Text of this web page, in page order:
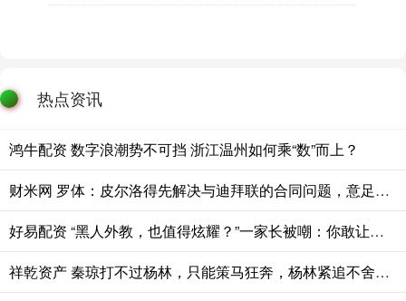
热点资讯
鸿牛配资 数字浪潮势不可挡 浙江温州如何乘“数”而上？
财米网 罗体：皮尔洛得先解决与迪拜联的合同问题，意足协已踩下刹车
好易配资 “黑人外教，也值得炫耀？”一家长被嘲：你敢让他这样抱你女儿？
祥乾资产 秦琼打不过杨林，只能策马狂奔，杨林紧追不舍。危急时刻冲出一条大汉，铁